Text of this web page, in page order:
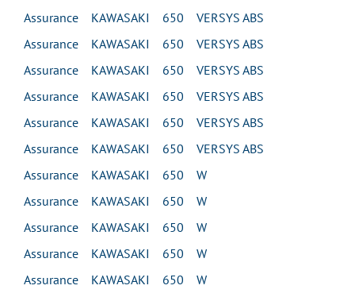
Assurance KAWASAKI 650 VERSYS ABS
Assurance KAWASAKI 650 VERSYS ABS
Assurance KAWASAKI 650 VERSYS ABS
Assurance KAWASAKI 650 VERSYS ABS
Assurance KAWASAKI 650 VERSYS ABS
Assurance KAWASAKI 650 VERSYS ABS
Assurance KAWASAKI 650 W
Assurance KAWASAKI 650 W
Assurance KAWASAKI 650 W
Assurance KAWASAKI 650 W
Assurance KAWASAKI 650 W